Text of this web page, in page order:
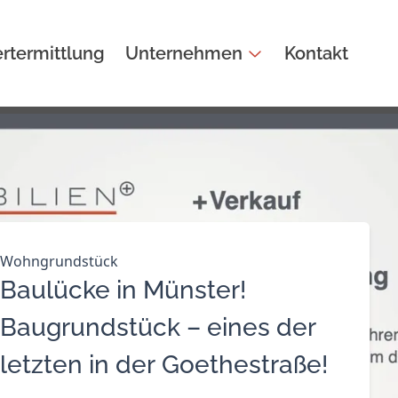
Unternehmen Kontakt
Wohngrundstück
Baulücke in Münster!
Baugrundstück – eines der
letzten in der Goethestraße!